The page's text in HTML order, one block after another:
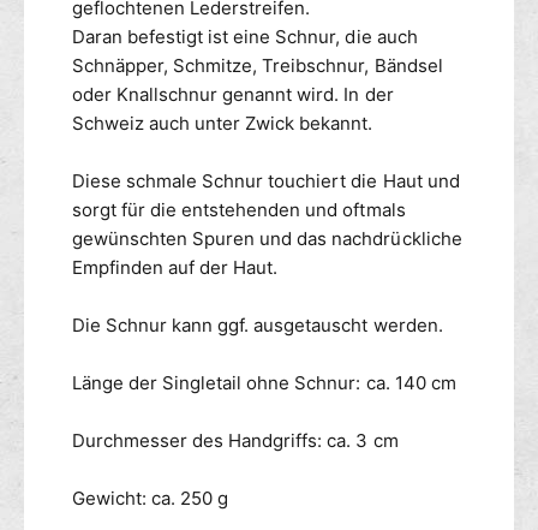
geflochtenen Lederstreifen.
Daran befestigt ist eine Schnur, die auch
Schnäpper, Schmitze, Treibschnur, Bändsel
oder Knallschnur genannt wird. In der
Schweiz auch unter Zwick bekannt.
Diese schmale Schnur touchiert die Haut und
sorgt für die entstehenden und oftmals
gewünschten Spuren und das nachdrückliche
Empfinden auf der Haut.
Die Schnur kann ggf. ausgetauscht werden.
Länge der Singletail ohne Schnur: ca. 140 cm
Durchmesser des Handgriffs: ca. 3 cm
Gewicht: ca. 250 g